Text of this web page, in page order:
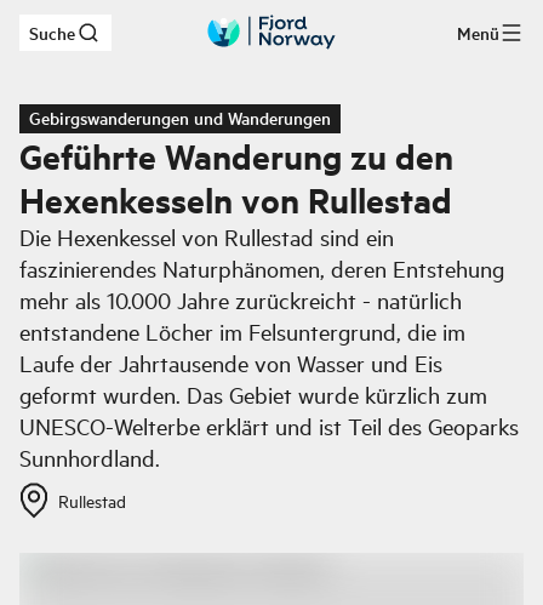
Zum Hauptinhalt
Suche Menü
Gebirgswanderungen und Wanderungen
Geführte Wanderung zu den
Hexenkesseln von Rullestad
Die Hexenkessel von Rullestad sind ein
faszinierendes Naturphänomen, deren Entstehung
mehr als 10.000 Jahre zurückreicht - natürlich
entstandene Löcher im Felsuntergrund, die im
Laufe der Jahrtausende von Wasser und Eis
geformt wurden. Das Gebiet wurde kürzlich zum
UNESCO-Welterbe erklärt und ist Teil des Geoparks
Sunnhordland.
Rullestad